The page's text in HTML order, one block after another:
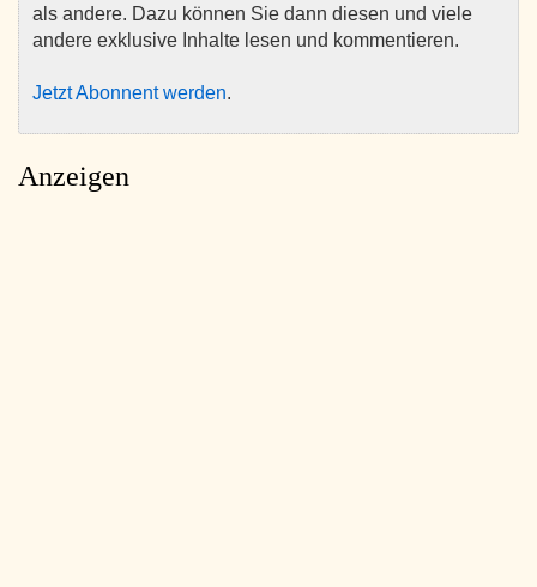
als andere. Dazu können Sie dann diesen und viele
andere exklusive Inhalte lesen und kommentieren.
Jetzt Abonnent werden.
Anzeigen